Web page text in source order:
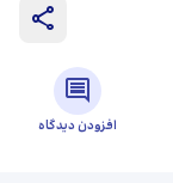
افزودن دیدگاه